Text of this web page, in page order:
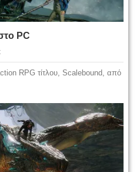
PC
RPG τίτλου, Scalebound, από